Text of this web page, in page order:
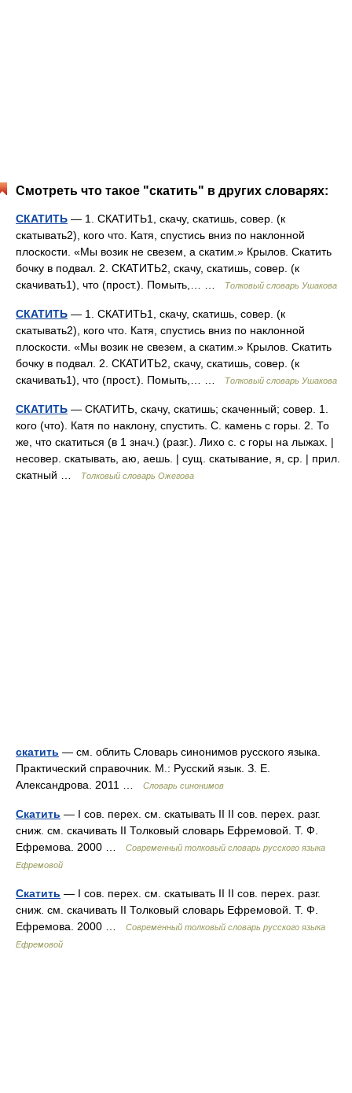
Смотреть что такое "скатить" в других словарях:
СКАТИТЬ — 1. СКАТИТЬ1, скачу, скатишь, совер. (к
скатывать2), кого что. Катя, спустись вниз по наклонной
плоскости. «Мы возик не свезем, а скатим.» Крылов. Скатить
бочку в подвал. 2. СКАТИТЬ2, скачу, скатишь, совер. (к
скачивать1), что (прост.). Помыть,… …
Толковый словарь Ушакова
СКАТИТЬ — 1. СКАТИТЬ1, скачу, скатишь, совер. (к
скатывать2), кого что. Катя, спустись вниз по наклонной
плоскости. «Мы возик не свезем, а скатим.» Крылов. Скатить
бочку в подвал. 2. СКАТИТЬ2, скачу, скатишь, совер. (к
скачивать1), что (прост.). Помыть,… …
Толковый словарь Ушакова
СКАТИТЬ — СКАТИТЬ, скачу, скатишь; скаченный; совер. 1.
кого (что). Катя по наклону, спустить. С. камень с горы. 2. То
же, что скатиться (в 1 знач.) (разг.). Лихо с. с горы на лыжах. |
несовер. скатывать, аю, аешь. | сущ. скатывание, я, ср. | прил.
скатный …
Толковый словарь Ожегова
скатить — см. облить Словарь синонимов русского языка.
Практический справочник. М.: Русский язык. З. Е.
Александрова. 2011 …
Словарь синонимов
Скатить — I сов. перех. см. скатывать II II сов. перех. разг.
сниж. см. скачивать II Толковый словарь Ефремовой. Т. Ф.
Ефремова. 2000 …
Современный толковый словарь русского языка
Ефремовой
Скатить — I сов. перех. см. скатывать II II сов. перех. разг.
сниж. см. скачивать II Толковый словарь Ефремовой. Т. Ф.
Ефремова. 2000 …
Современный толковый словарь русского языка
Ефремовой